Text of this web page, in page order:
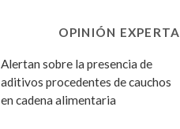
OPINIÓN EXPERTA
Alertan sobre la presencia de
aditivos procedentes de cauchos
en cadena alimentaria